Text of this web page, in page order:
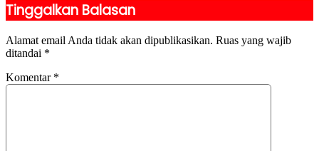
Tinggalkan Balasan
Alamat email Anda tidak akan dipublikasikan. Ruas yang wajib
ditandai *
Komentar *